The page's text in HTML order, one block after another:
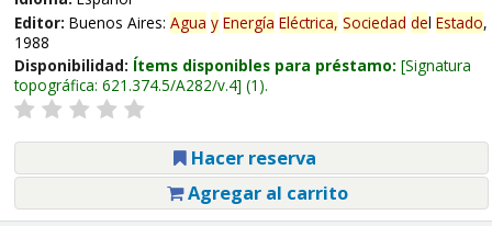
Editor: Buenos Aires: Agua y Energía Eléctrica, Sociedad del Estado,
1988
Disponibilidad: Ítems disponibles para préstamo: Signatura
topográfica: 621.374.5/A282/v.4 (1).
Hacer reserva
Agregar al carrito